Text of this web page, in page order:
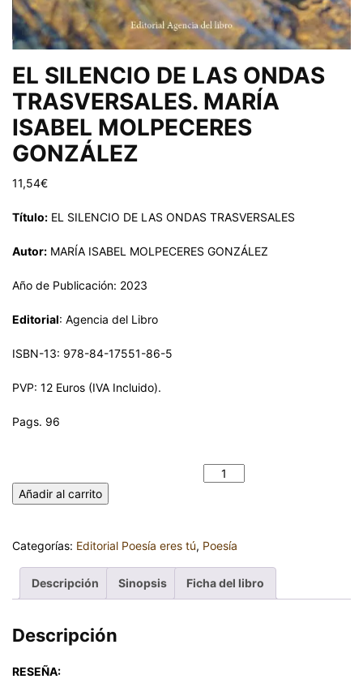
EL SILENCIO DE LAS ONDAS
TRASVERSALES. MARÍA
ISABEL MOLPECERES
GONZÁLEZ
11,54€
Título: EL SILENCIO DE LAS ONDAS TRASVERSALES
Autor: MARÍA ISABEL MOLPECERES GONZÁLEZ
Año de Publicación: 2023
Editorial: Agencia del Libro
ISBN-13: 978-84-17551-86-5
PVP: 12 Euros (IVA Incluido).
Pags. 96
Añadir al carrito
Categorías: Editorial Poesía eres tú, Poesía
Descripción Sinopsis Ficha del libro
Descripción
RESEÑA: